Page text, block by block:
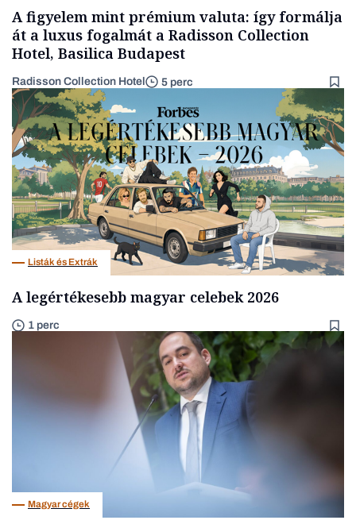
A figyelem mint prémium valuta: így formálja
át a luxus fogalmát a Radisson Collection
Hotel, Basilica Budapest
Radisson Collection Hotel 5 perc
Listák és Extrák
A legértékesebb magyar celebek 2026
1 perc
Magyar cégek